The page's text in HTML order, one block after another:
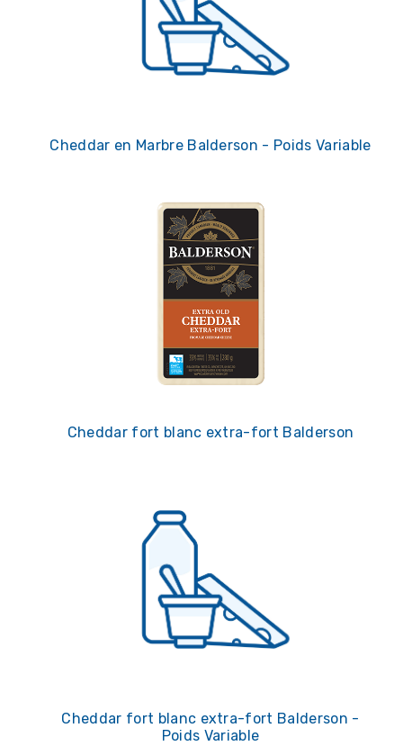
Cheddar en Marbre Balderson - Poids Variable
Cheddar fort blanc extra-fort Balderson
Cheddar fort blanc extra-fort Balderson -
Poids Variable